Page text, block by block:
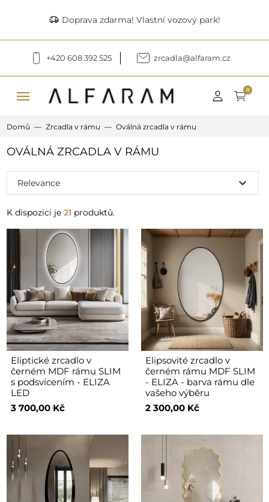
delivery_truck_speed Doprava zdarma! Vlastní vozový park!
+420 608 392 525 zrcadla@alfaram.cz
menu 0
Domů Zrcadla v rámu Oválná zrcadla v rámu
OVÁLNÁ ZRCADLA V RÁMU
K dispozici je 21 produktů.
Relevance expand_more
Eliptické zrcadlo v
černém MDF rámu SLIM
s podsvícením - ELIZA
LED
3 700,00 Kč
Elipsovité zrcadlo v
černém rámu MDF SLIM
- ELIZA - barva rámu dle
vašeho výběru
2 300,00 Kč